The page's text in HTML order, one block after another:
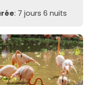
: 7 jours 6 nuits